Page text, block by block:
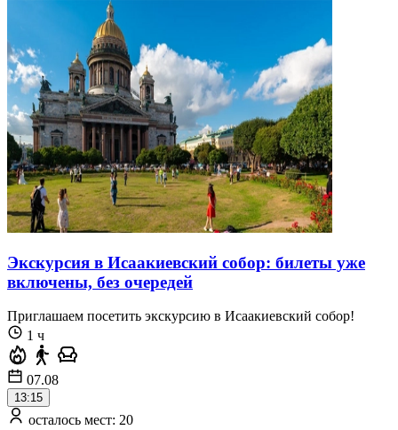
Экскурсия в Исаакиевский собор: билеты уже
включены, без очередей
Приглашаем посетить экскурсию в Исаакиевский собор!
1 ч
07.08
13:15
осталось мест: 20